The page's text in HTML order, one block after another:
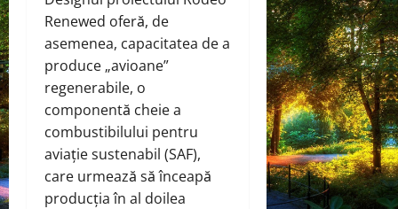
Renewed oferă, de
asemenea, capacitatea de a
produce „avioane”
regenerabile, o
componentă cheie a
combustibilului pentru
aviație sustenabil (SAF),
care urmează să înceapă
producția în al doilea